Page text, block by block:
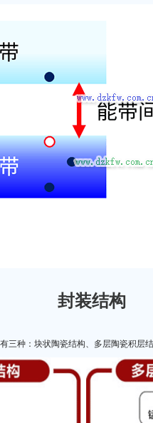
封装结构
三种：块状陶瓷结构、多层陶瓷积层